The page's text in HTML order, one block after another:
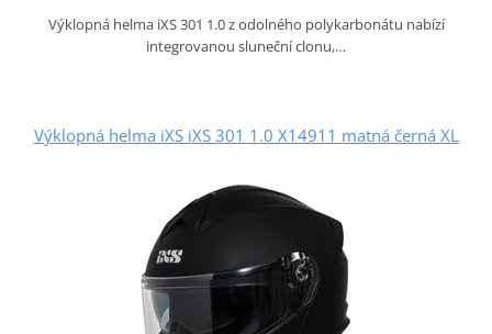
Výklopná helma iXS 301 1.0 z odolného polykarbonátu nabízí
integrovanou sluneční clonu,…
Výklopná helma iXS iXS 301 1.0 X14911 matná černá XL